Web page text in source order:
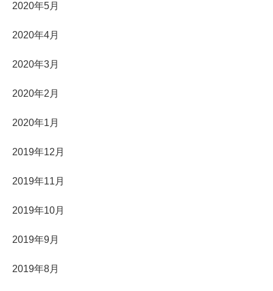
2020年5月
2020年4月
2020年3月
2020年2月
2020年1月
2019年12月
2019年11月
2019年10月
2019年9月
2019年8月